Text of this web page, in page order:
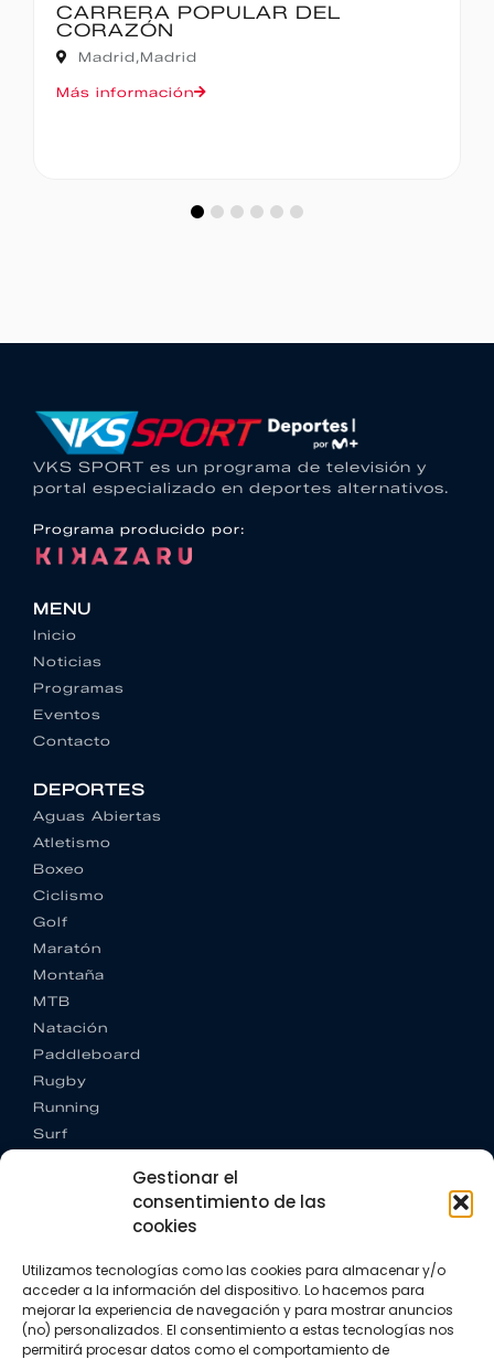
Gestionar el
consentimiento de las
cookies
Utilizamos tecnologías como las cookies para almacenar y/o
acceder a la información del dispositivo. Lo hacemos para
mejorar la experiencia de navegación y para mostrar anuncios
(no) personalizados. El consentimiento a estas tecnologías nos
permitirá procesar datos como el comportamiento de
CARRERA POPULAR DEL
CORAZÓN
Madrid,Madrid
Más información
VKS SPORT es un programa de televisión y
portal especializado en deportes alternativos.
Programa producido por:
MENU
Inicio
Noticias
Programas
Eventos
Contacto
DEPORTES
Aguas Abiertas
Atletismo
Boxeo
Ciclismo
Golf
Maratón
Montaña
MTB
Natación
Paddleboard
Rugby
Running
Surf
CONTACTO
+34 662 342 177
info@vkssport.com
SÍGUENOS